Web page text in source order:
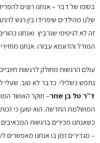
בסופו של דבר – אנחנו רוצים
שלנו מהילדים שיפרידו בין רגש
זה לא לגיטימי שנרביץ. ואנחנו
המודל והדוגמא עבורו. אנחנו
עולם הרגשות מחולק לרגשות
נתפש כשלילי. כדבר לא טוב. שעלי
ד”ר טל בן שחר– חוקר האושר
המושלמת החדשה. הוא טוען כי
כשאנחנו מכירים ברגשות
– מגדירים זמן בו אנחנו מאפשרים